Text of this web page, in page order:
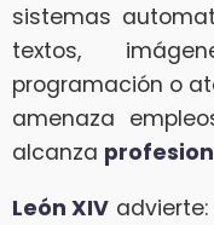
sistemas
textos,
programación o
amenaza
alcanza
León XIV advierte: